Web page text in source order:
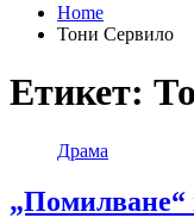
Home
Тони Сервило
Етикет:
Драма
„Помилване“